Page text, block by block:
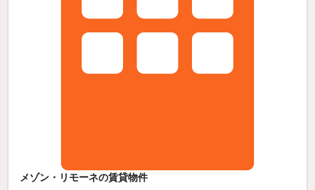
メゾン・リモーネの賃貸物件